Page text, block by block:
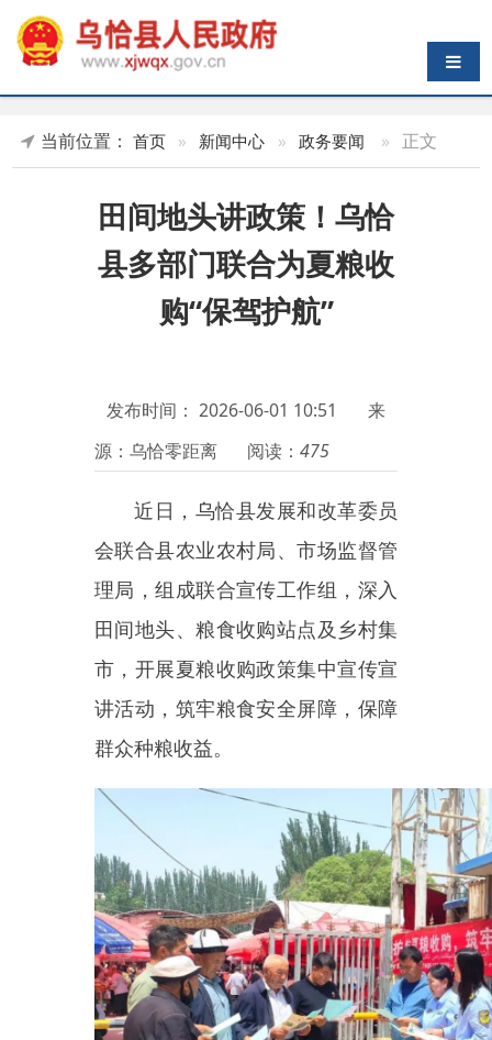
导航切换
县多部门联合为夏粮收
购“保驾护航”
源：乌恰零距离
阅读： 475
近日，乌恰县发展和改革委员
理局，组成联合宣传工作组，深入
田间地头、粮食收购站点及乡村集
市，开展夏粮收购政策集中宣传宣
讲活动，筑牢粮食安全屏障，保障
群众种粮收益。